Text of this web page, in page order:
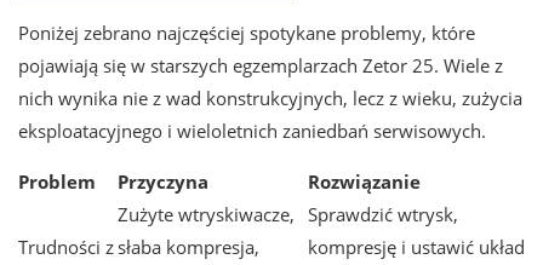
Poniżej zebrano najczęściej spotykane problemy, które
pojawiają się w starszych egzemplarzach Zetor 25. Wiele z
nich wynika nie z wad konstrukcyjnych, lecz z wieku, zużycia
eksploatacyjnego i wieloletnich zaniedbań serwisowych.
Problem Przyczyna Rozwiązanie
Trudności z
Zużyte wtryskiwacze,
słaba kompresja,
Sprawdzić wtrysk,
kompresję i ustawić układ